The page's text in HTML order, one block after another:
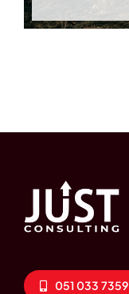
051 033 7359